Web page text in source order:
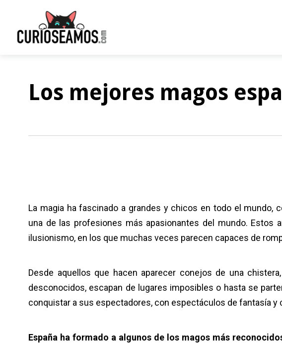
Los mejores magos
La magia ha fascinado a grandes y chicos en todo el mundo,
una de las profesiones más apasionantes del mundo. Estos
ilusionismo, en los que muchas veces parecen capaces de
Desde aquellos que hacen aparecer conejos de una
desconocidos, escapan de lugares imposibles o hasta se
conquistar a sus espectadores, con espectáculos de fantasía y
España ha formado a algunos de los magos más